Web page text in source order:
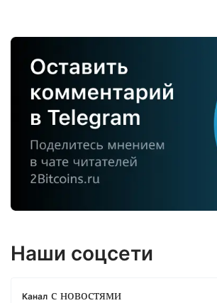
Наши соцсети
Канал с новостями